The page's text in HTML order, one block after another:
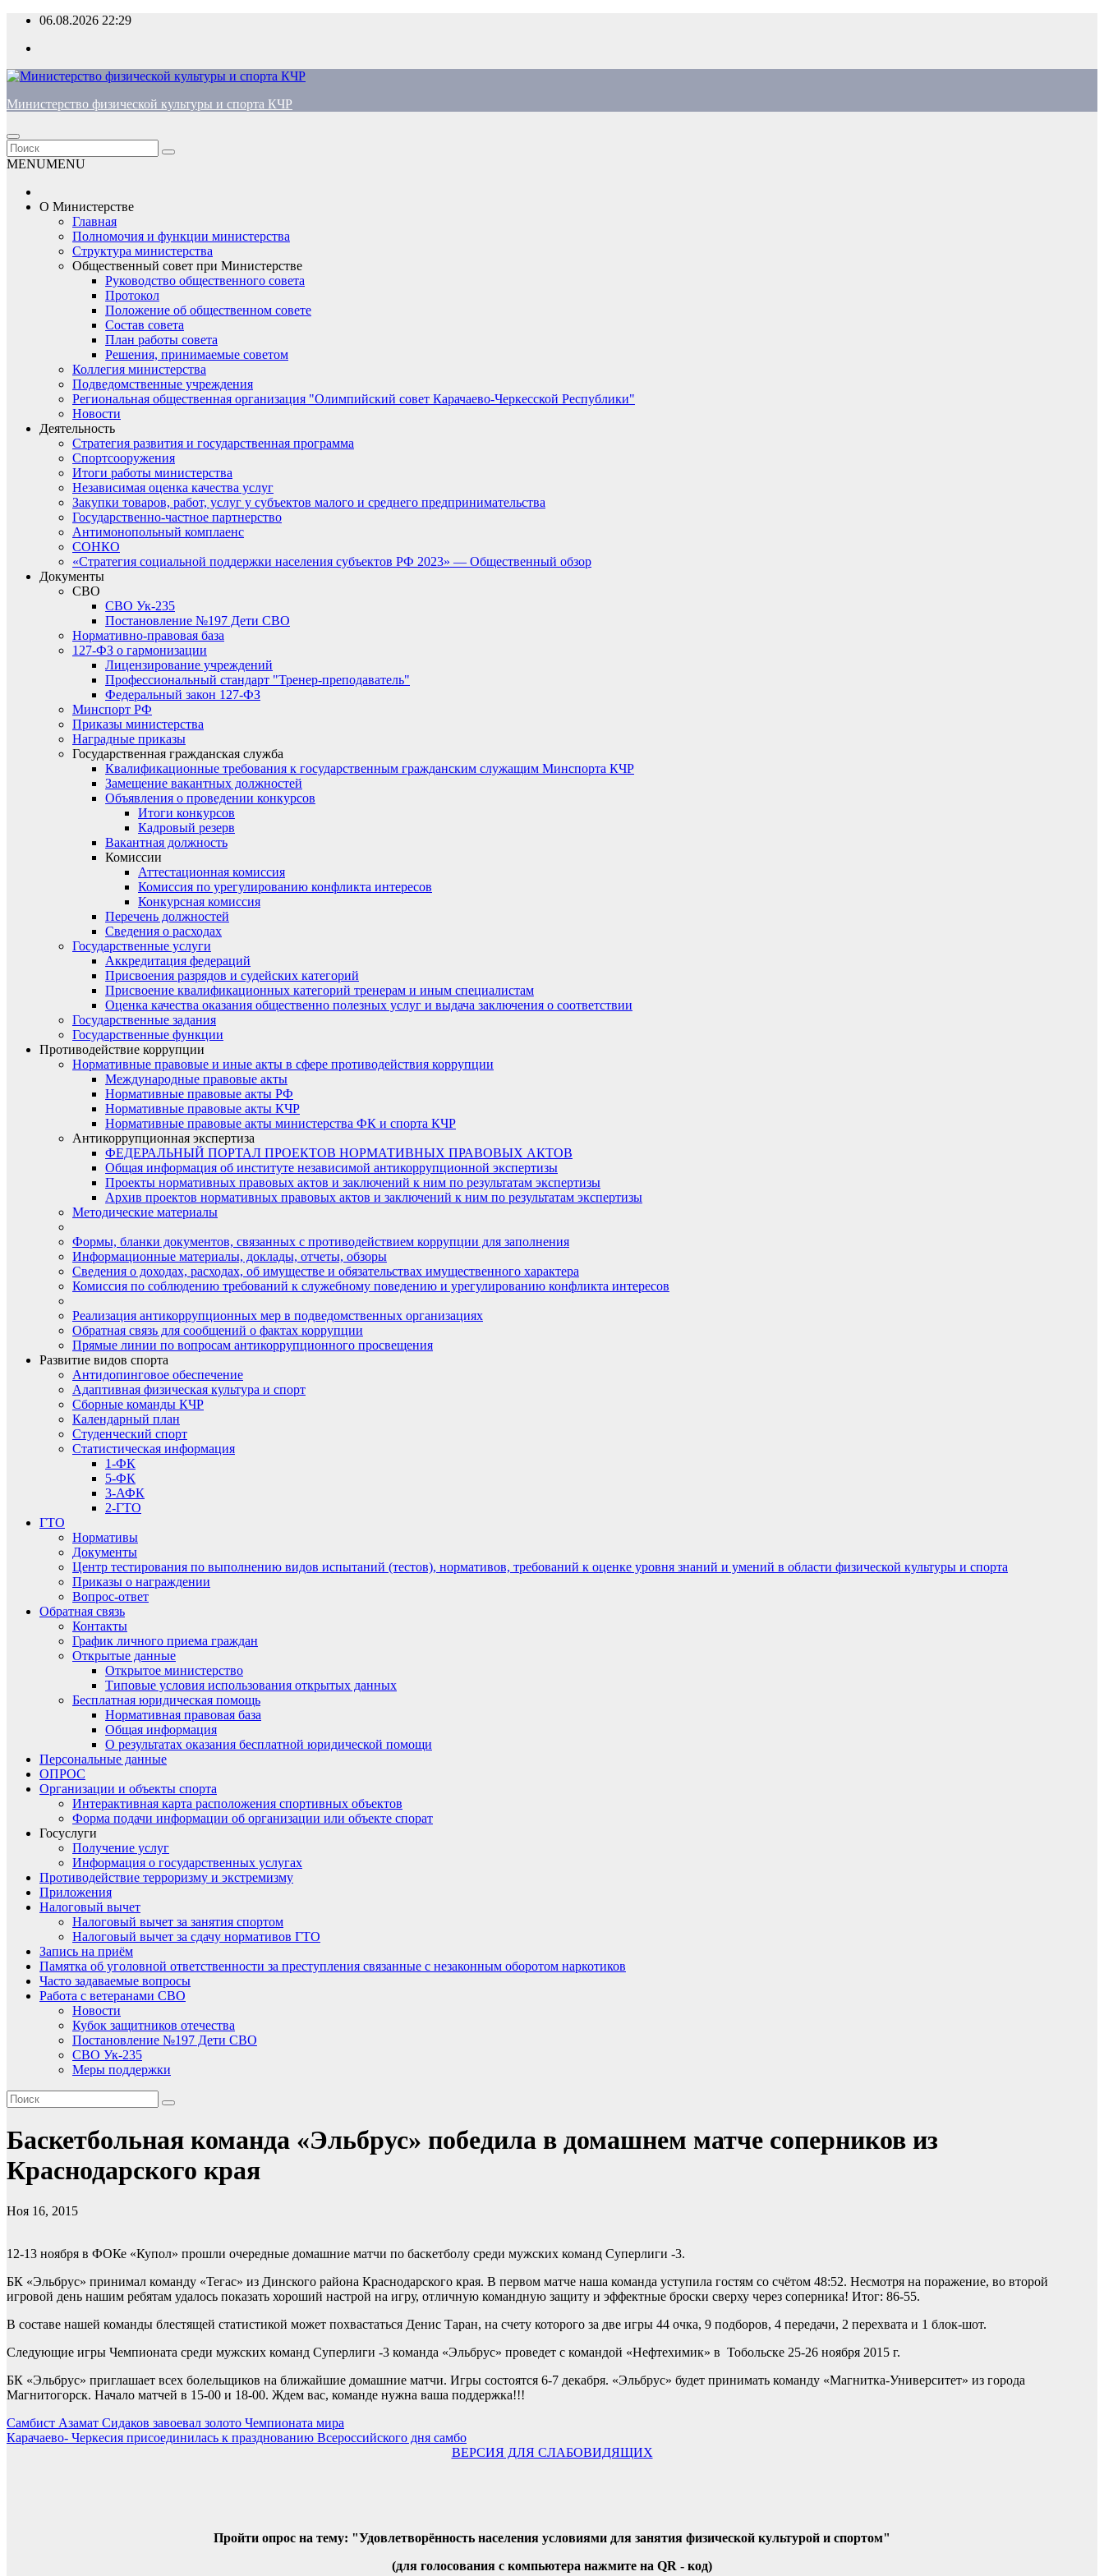
Перейти
содержимому
06.08.2026 22:29
Министерство физической культуры и спорта КЧР
MENUMENU
О Министерстве
Главная
Полномочия и функции министерства
Структура министерства
Общественный совет при Министерстве
Руководство общественного совета
Протокол
Положение об общественном совете
Состав совета
План работы совета
Решения, принимаемые советом
Коллегия министерства
Подведомственные учреждения
Региональная общественная организация "Олимпийский совет Карачаево-Черкесской Республики"
Новости
Деятельность
Стратегия развития и государственная программа
Спортсооружения
Итоги работы министерства
Независимая оценка качества услуг
Закупки товаров, работ, услуг у субъектов малого и среднего предпринимательства
Государственно-частное партнерство
Антимонопольный комплаенс
СОНКО
«Стратегия социальной поддержки населения субъектов РФ 2023» — Общественный обзор
Документы
СВО
СВО Ук-235
Постановление №197 Дети СВО
Нормативно-правовая база
127-ФЗ о гармонизации
Лицензирование учреждений
Профессиональный стандарт "Тренер-преподаватель"
Федеральный закон 127-ФЗ
Минспорт РФ
Приказы министерства
Наградные приказы
Государственная гражданская служба
Квалификационные требования к государственным гражданским служащим Минспорта КЧР
Замещение вакантных должностей
Объявления о проведении конкурсов
Итоги конкурсов
Кадровый резерв
Вакантная должность
Комиссии
Аттестационная комиссия
Комиссия по урегулированию конфликта интересов
Конкурсная комиссия
Перечень должностей
Сведения о расходах
Государственные услуги
Аккредитация федераций
Присвоения разрядов и судейских категорий
Присвоение квалификационных категорий тренерам и иным специалистам
Оценка качества оказания общественно полезных услуг и выдача заключения о соответствии
Государственные задания
Государственные функции
Противодействие коррупции
Нормативные правовые и иные акты в сфере противодействия коррупции
Международные правовые акты
Нормативные правовые акты РФ
Нормативные правовые акты КЧР
Нормативные правовые акты министерства ФК и спорта КЧР
Антикоррупционная экспертиза
ФЕДЕРАЛЬНЫЙ ПОРТАЛ ПРОЕКТОВ НОРМАТИВНЫХ ПРАВОВЫХ АКТОВ
Общая информация об институте независимой антикоррупционной экспертизы
Проекты нормативных правовых актов и заключений к ним по результатам экспертизы
Архив проектов нормативных правовых актов и заключений к ним по результатам экспертизы
Методические материалы
Формы, бланки документов, связанных с противодействием коррупции для заполнения
Информационные материалы, доклады, отчеты, обзоры
Сведения о доходах, расходах, об имуществе и обязательствах имущественного характера
Комиссия по соблюдению требований к служебному поведению и урегулированию конфликта интересов
Реализация антикоррупционных мер в подведомственных организациях
Обратная связь для сообщений о фактах коррупции
Прямые линии по вопросам антикоррупционного просвещения
Развитие видов спорта
Антидопинговое обеспечение
Адаптивная физическая культура и спорт
Сборные команды КЧР
Календарный план
Студенческий спорт
Статистическая информация
1-ФК
5-ФК
3-АФК
2-ГТО
ГТО
Нормативы
Документы
Центр тестирования по выполнению видов испытаний (тестов), нормативов, требований к оценке уровня знаний и умений в области физической культуры и спорта
Приказы о награждении
Вопрос-ответ
Обратная связь
Контакты
График личного приема граждан
Открытые данные
Открытое министерство
Типовые условия использования открытых данных
Бесплатная юридическая помощь
Нормативная правовая база
Общая информация
О результатах оказания бесплатной юридической помощи
Персональные данные
ОПРОС
Организации и объекты спорта
Интерактивная карта расположения спортивных объектов
Форма подачи информации об организации или объекте спорат
Госуслуги
Получение услуг
Информация о государственных услугах
Противодействие терроризму и экстремизму
Приложения
Налоговый вычет
Налоговый вычет за занятия спортом
Налоговый вычет за сдачу нормативов ГТО
Запись на приём
Памятка об уголовной ответственности за преступления связанные с незаконным оборотом наркотиков
Часто задаваемые вопросы
Работа с ветеранами СВО
Новости
Кубок защитников отечества
Постановление №197 Дети СВО
СВО Ук-235
Меры поддержки
Баскетбольная команда «Эльбрус» победила в домашнем матче соперников из
Краснодарского края
Ноя 16, 2015
12-13 ноября в ФОКе «Купол» прошли очередные домашние матчи по баскетболу среди мужских команд Суперлиги -3.
БК «Эльбрус» принимал команду «Тегас» из Динского района Краснодарского края. В первом матче наша команда уступила гостям со счётом 48:52. Несмотря на поражение, во второй
игровой день нашим ребятам удалось показать хороший настрой на игру, отличную командную защиту и эффектные броски сверху через соперника! Итог: 86-55.
В составе нашей команды блестящей статистикой может похвастаться Денис Таран, на счету которого за две игры 44 очка, 9 подборов, 4 передачи, 2 перехвата и 1 блок-шот.
Следующие игры Чемпионата среди мужских команд Суперлиги -3 команда «Эльбрус» проведет с командой «Нефтехимик» в Тобольске 25-26 ноября 2015 г.
БК «Эльбрус» приглашает всех болельщиков на ближайшие домашние матчи. Игры состоятся 6-7 декабря. «Эльбрус» будет принимать команду «Магнитка-Университет» из города
Магнитогорск. Начало матчей в 15-00 и 18-00. Ждем вас, команде нужна ваша поддержка!!!
Навигация
по
Самбист Азамат Сидаков завоевал золото Чемпионата мира
Карачаево- Черкесия присоединилась к празднованию Всероссийского дня самбо
ВЕРСИЯ ДЛЯ СЛАБОВИДЯЩИХ
Пройти опрос на тему: "Удовлетворённость населения условиями для занятия физической культурой и спортом"
(для голосования с компьютера нажмите на QR - код)